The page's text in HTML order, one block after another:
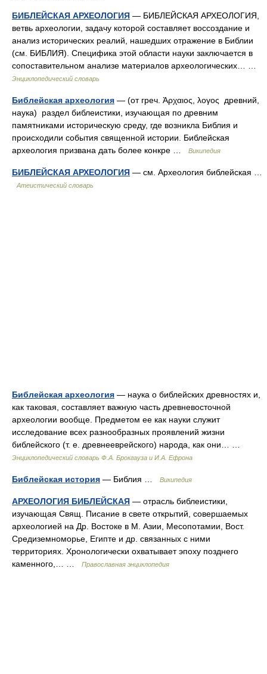
БИБЛЕЙСКАЯ АРХЕОЛОГИЯ — БИБЛЕЙСКАЯ АРХЕОЛОГИЯ,
ветвь археологии, задачу которой составляет воссоздание и
анализ исторических реалий, нашедших отражение в Библии
(см. БИБЛИЯ). Специфика этой области науки заключается в
сопоставительном анализе материалов археологических… …
Энциклопедический словарь
Библейская археология — (от греч. Ἀρχαιος, λογος древний,
наука) раздел библеистики, изучающая по древним
памятниками историческую среду, где возникла Библия и
происходили события священной истории. Библейская
археология призвана дать более конкре …
Википедия
БИБЛЕЙСКАЯ АРХЕОЛОГИЯ — см. Археология библейская …
Атеистический словарь
Библейская археология — наука о библейских древностях и,
как таковая, составляет важную часть древневосточной
археологии вообще. Предметом ее как науки служит
исследование всех разнообразных проявлений жизни
библейского (т. е. древнееврейского) народа, как они… …
Энциклопедический словарь Ф.А. Брокгауза и И.А. Ефрона
Библейская история — Библия … Википедия
АРХЕОЛОГИЯ БИБЛЕЙСКАЯ — отрасль библеистики,
изучающая Свящ. Писание в свете открытий, совершаемых
археологией на Др. Востоке в М. Азии, Месопотамии, Вост.
Средиземноморье, Египте и др. связанных с ними
территориях. Хронологически охватывает эпоху позднего
каменного,… …
Православная энциклопедия